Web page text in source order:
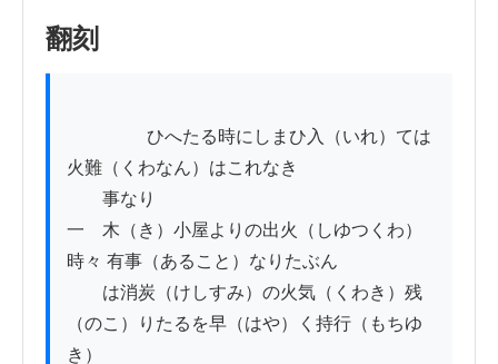
翻刻
火難（くわなん）はこれなき
事なり
一　木（き）小屋よりの出火（しゆつくわ）
時々 有事（あること）なりたぶん
は消炭（けしすみ）の火気（くわき）残
（のこ）りたるを早（はや）く持行（もちゆ
き）